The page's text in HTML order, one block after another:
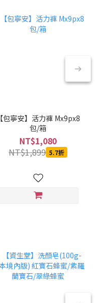
【包寧安】活力褲 Mx9px8
包/箱
NT$1,080
NT$1,899 5.7折